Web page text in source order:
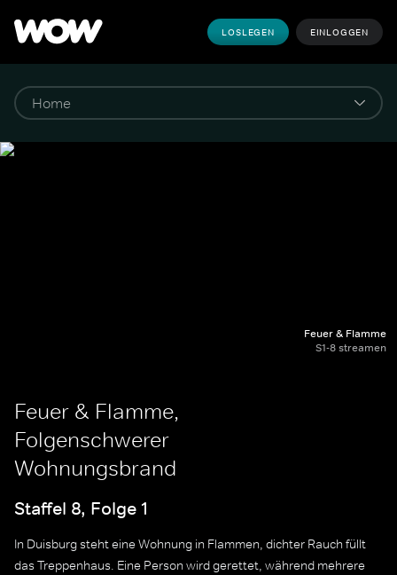
LOSLEGEN EINLOGGEN
Feuer & Flamme
S1-8 streamen
Feuer & Flamme,
Folgenschwerer
Wohnungsbrand
Staffel 8, Folge 1
In Duisburg steht eine Wohnung in Flammen, dichter Rauch füllt
das Treppenhaus. Eine Person wird gerettet, während mehrere